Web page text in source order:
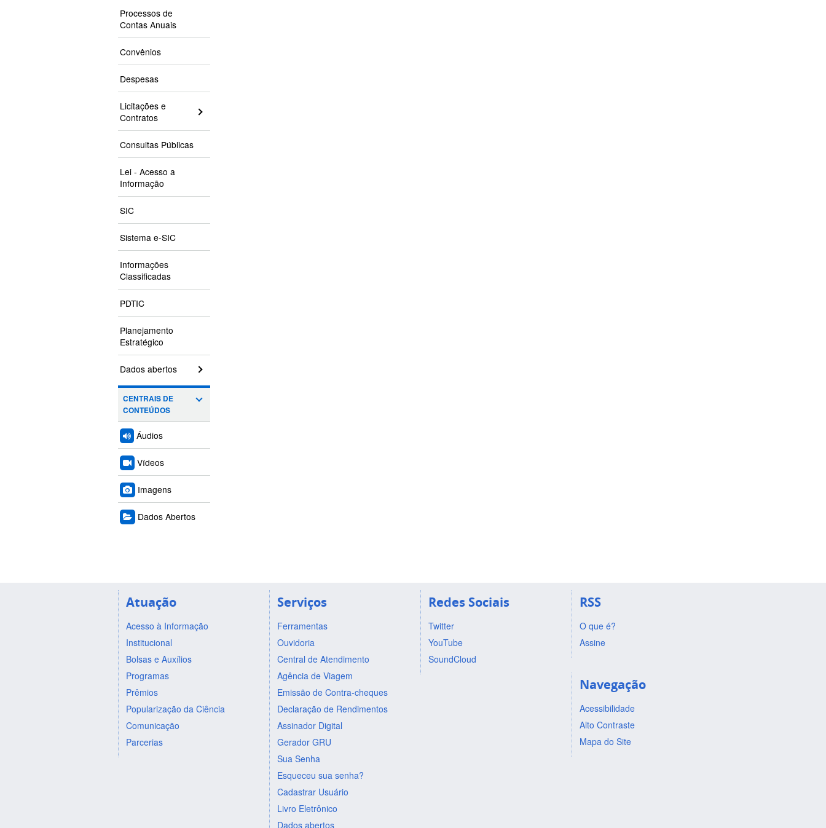
Processos de
Contas Anuais
Convênios
Despesas
Licitações e
Contratos
Consultas Públicas
Lei - Acesso a
Informação
SIC
Sistema e-SIC
Informações
Classificadas
PDTIC
Planejamento
Estratégico
Dados abertos
CENTRAIS DE
CONTEÚDOS
Áudios
Vídeos
Imagens
Dados Abertos
Atuação
Acesso à Informação
Institucional
Bolsas e Auxílios
Programas
Prêmios
Popularização da Ciência
Comunicação
Parcerias
Serviços
Ferramentas
Ouvidoria
Central de Atendimento
Agência de Viagem
Emissão de Contra-cheques
Declaração de Rendimentos
Assinador Digital
Gerador GRU
Sua Senha
Esqueceu sua senha?
Cadastrar Usuário
Livro Eletrônico
Dados abertos
Redes Sociais
Twitter
YouTube
SoundCloud
RSS
O que é?
Assine
Navegação
Acessibilidade
Alto Contraste
Mapa do Site